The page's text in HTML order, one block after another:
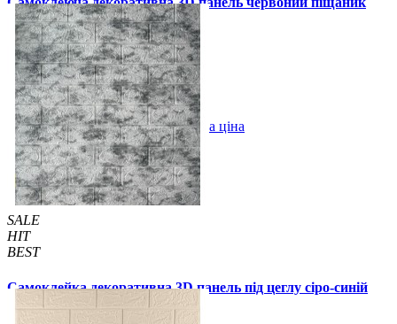
700x770x2мм
55 грн./шт 200 грн./шт
Купити В закладки Оптова ціна
SALE
HIT
BEST
Самоклейка декоративна 3D панель під цеглу сіро-синій
мармур 700x770x3мм (218-3)